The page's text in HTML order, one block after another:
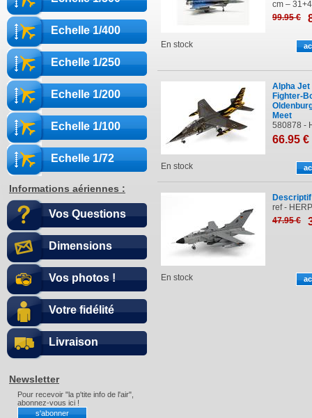
Echelle 1/400
Echelle 1/250
Echelle 1/200
Echelle 1/100
Echelle 1/72
Informations aériennes :
Vos Questions
Dimensions
Vos photos !
Votre fidélité
Livraison
Newsletter
Pour recevoir "la p'tite info de l'air",
abonnez-vous ici !
cm –
99.95 €
En stock
Alpha Jet
Fighter-
Meet
580878 -
66.95 €
En stock
ref -
47.95 €
En stock